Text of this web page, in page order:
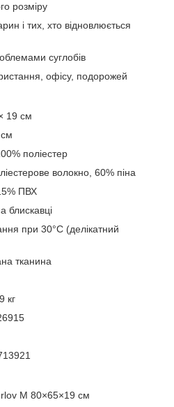
розміру
і тих, хто відновлюється
суглобів
офісу, подорожей
19 см
поліестер
волокно, 60% піна
ПВХ
блискавці
при 30°C (делікатний
тканина
кг
M 80×65×19 см